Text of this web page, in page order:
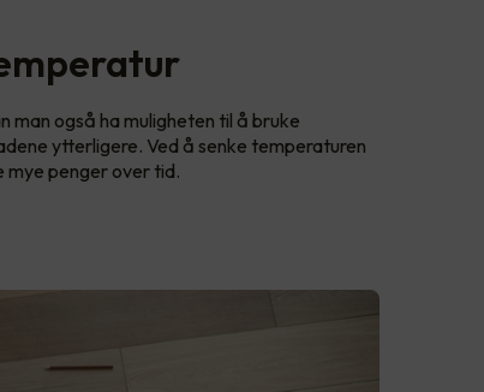
man også ha muligheten til å bruke
ytterligere. Ved å senke temperaturen
mye penger over tid.